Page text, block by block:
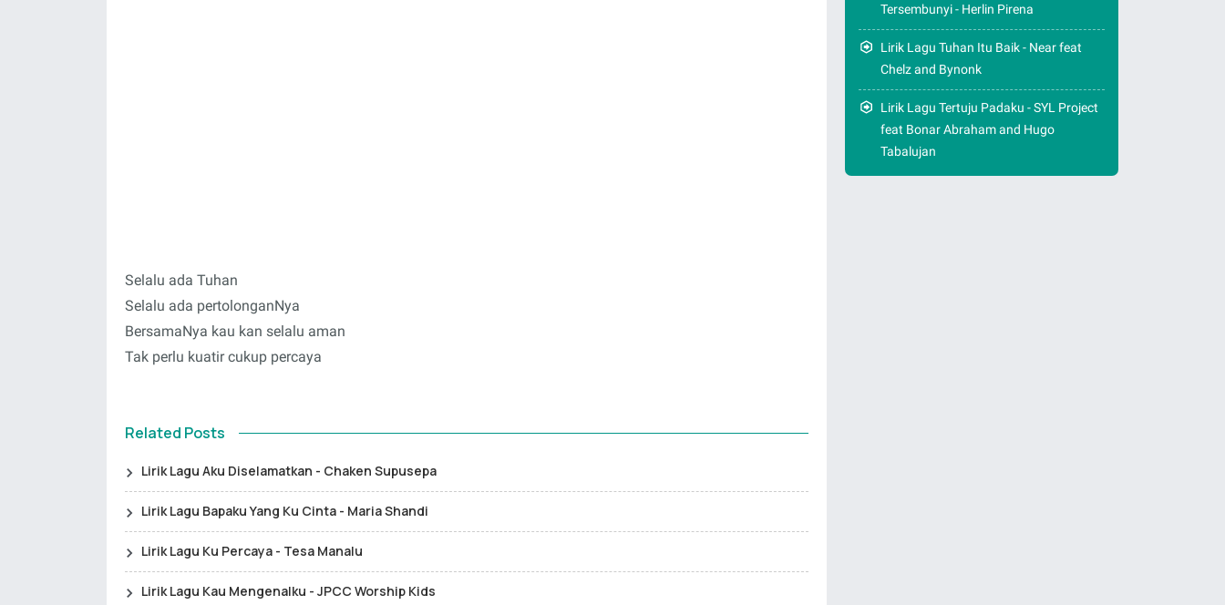
Selalu ada Tuhan
Selalu ada pertolonganNya
BersamaNya kau kan selalu aman
Tak perlu kuatir cukup percaya
Related Posts
Lirik Lagu Aku Diselamatkan - Chaken Supusepa
Lirik Lagu Bapaku Yang Ku Cinta - Maria Shandi
Lirik Lagu Ku Percaya - Tesa Manalu
Lirik Lagu Kau Mengenalku - JPCC Worship Kids
Tersembunyi - Herlin Pirena
Lirik Lagu Tuhan Itu Baik - Near feat
Chelz and Bynonk
Lirik Lagu Tertuju Padaku - SYL Project
feat Bonar Abraham and Hugo
Tabalujan